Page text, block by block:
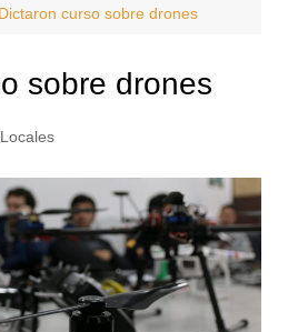
Dictaron curso sobre drones
sobre drones
Locales